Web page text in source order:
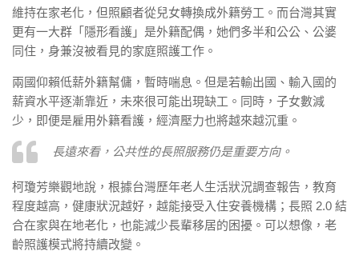
維持在家老化，但照顧者從兒女轉換成外籍勞工。而台灣其實
更有一大群「隱形看護」是外籍配偶，她們多半和公公、公婆
同住，身兼沒被看見的家庭照護工作。
兩國仰賴低薪外籍幫傭，暫時喘息。但是若輸出國、輸入國的
薪資水平逐漸靠近，未來很可能出現缺工。同時，子女數減
少，即便是雇用外籍看護，經濟壓力也將越來越沉重。
長遠來看，公共性的長照服務仍是重要方向。
柯瓊芳樂觀地說，根據台灣歷年老人生活狀況調查報告，教育
程度越高，健康狀況越好，越能接受入住安養機構；長照 2.0 結
合在家與在地老化，也能減少長輩移居的困擾。可以想像，老
齡照護模式將持續改變。